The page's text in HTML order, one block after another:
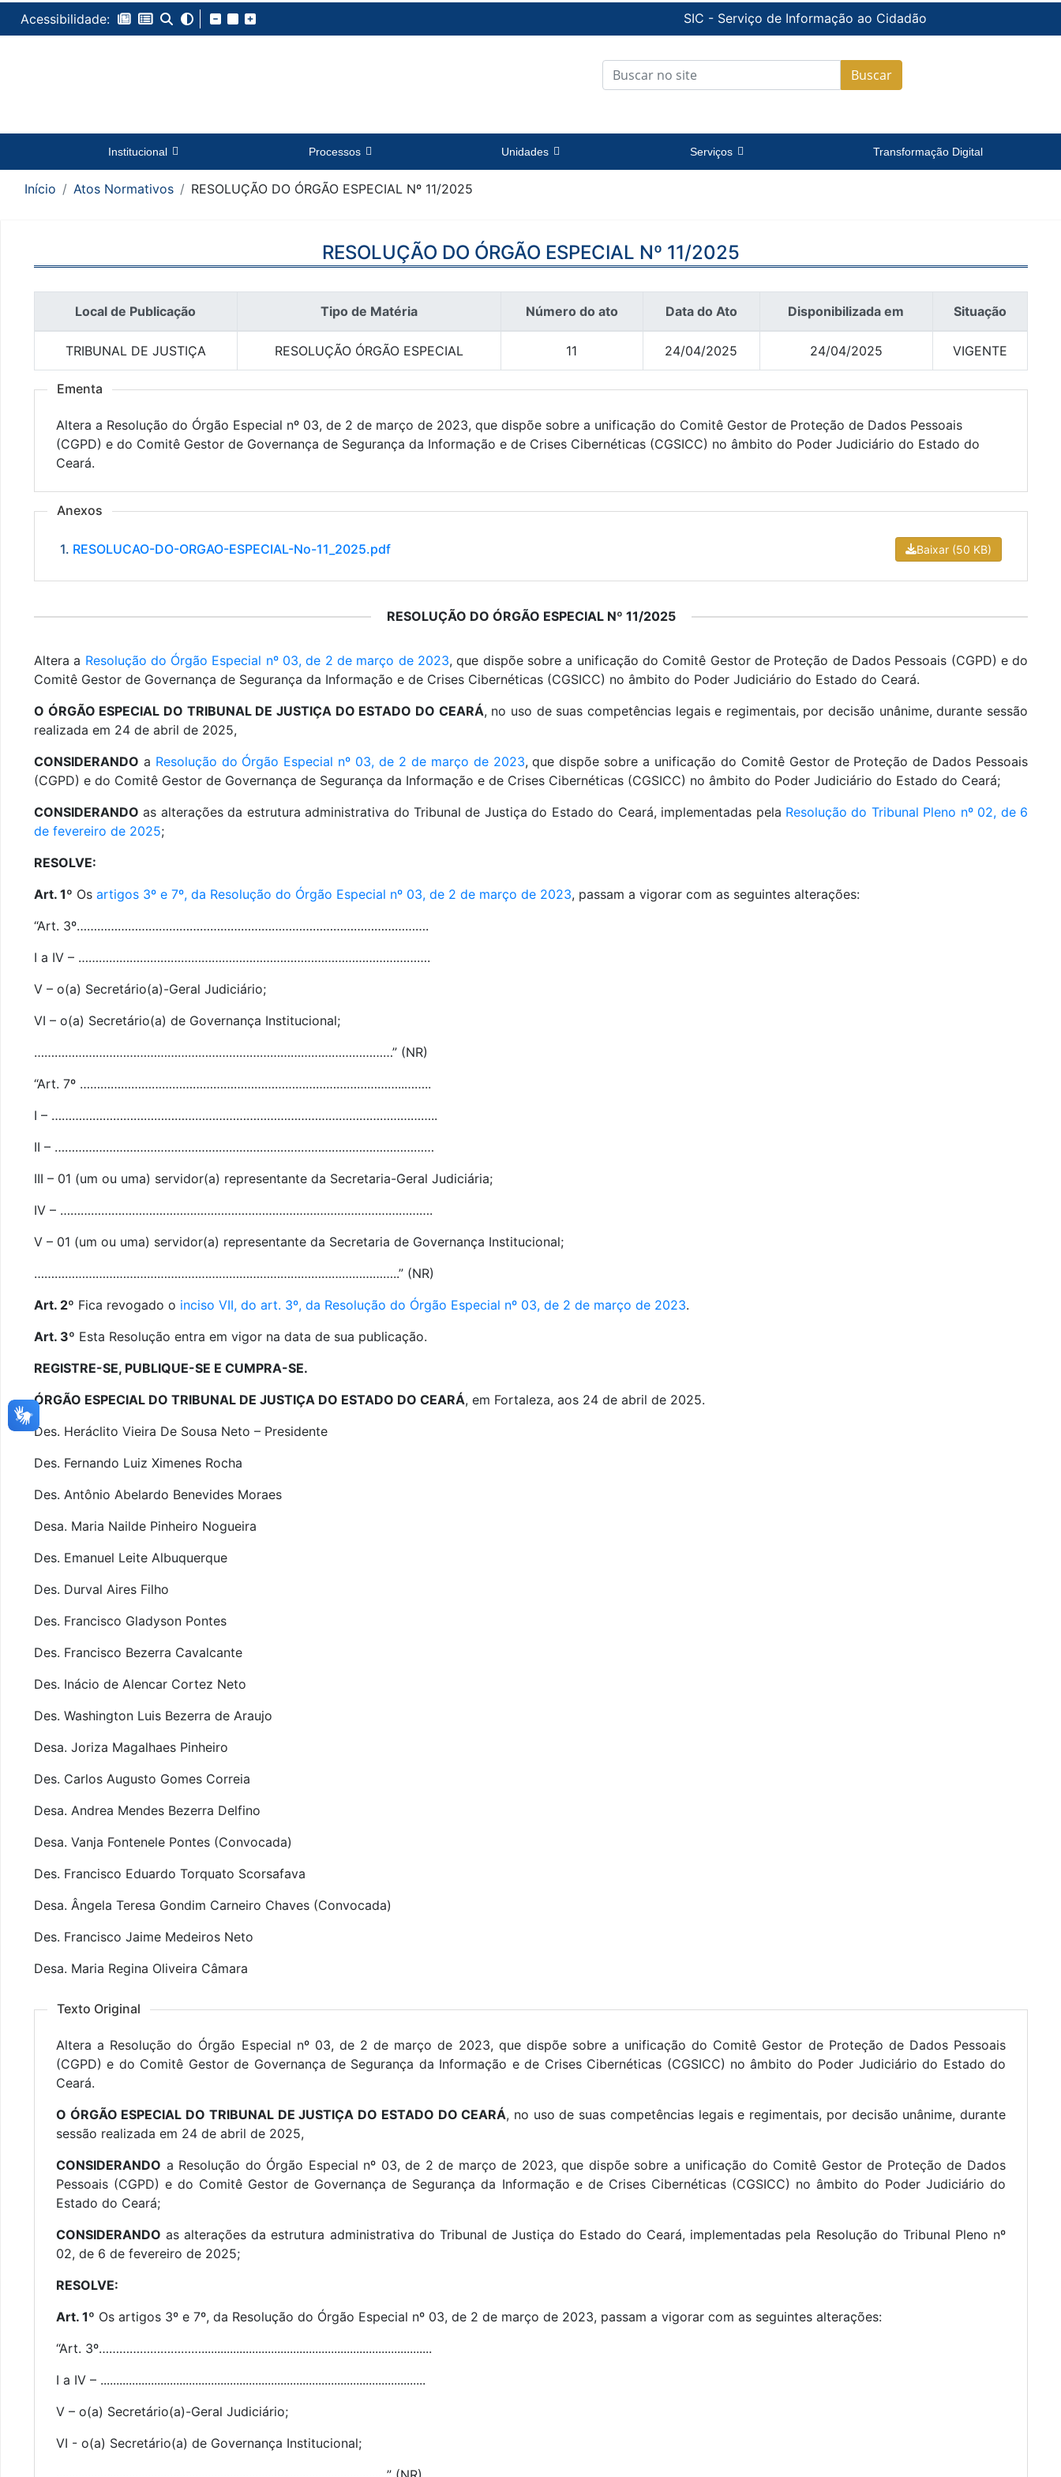
Acessibilidade: SIC - Serviço de Informação ao Cidadão
Buscar
Institucional Processos Unidades Serviços Transformação Digital
Início Atos Normativos RESOLUÇÃO DO ÓRGÃO ESPECIAL Nº 11/2025
RESOLUÇÃO DO ÓRGÃO ESPECIAL Nº 11/2025
Local de Publicação Tipo de Matéria Número do ato Data do Ato Disponibilizada em Situação
TRIBUNAL DE JUSTIÇA RESOLUÇÃO ÓRGÃO ESPECIAL 11 24/04/2025 24/04/2025 VIGENTE
Ementa
Altera a Resolução do Órgão Especial nº 03, de 2 de março de 2023, que dispõe sobre a unificação do Comitê Gestor de Proteção de Dados Pessoais
(CGPD) e do Comitê Gestor de Governança de Segurança da Informação e de Crises Cibernéticas (CGSICC) no âmbito do Poder Judiciário do Estado do
Ceará.
Anexos
1. RESOLUCAO-DO-ORGAO-ESPECIAL-No-11_2025.pdf Baixar (50 KB)
RESOLUÇÃO DO ÓRGÃO ESPECIAL Nº 11/2025
Altera a Resolução do Órgão Especial nº 03, de 2 de março de 2023, que dispõe sobre a unificação do Comitê Gestor de Proteção de Dados Pessoais (CGPD) e do
Comitê Gestor de Governança de Segurança da Informação e de Crises Cibernéticas (CGSICC) no âmbito do Poder Judiciário do Estado do Ceará.
O ÓRGÃO ESPECIAL DO TRIBUNAL DE JUSTIÇA DO ESTADO DO CEARÁ, no uso de suas competências legais e regimentais, por decisão unânime, durante sessão
realizada em 24 de abril de 2025,
CONSIDERANDO a Resolução do Órgão Especial nº 03, de 2 de março de 2023, que dispõe sobre a unificação do Comitê Gestor de Proteção de Dados Pessoais
(CGPD) e do Comitê Gestor de Governança de Segurança da Informação e de Crises Cibernéticas (CGSICC) no âmbito do Poder Judiciário do Estado do Ceará;
CONSIDERANDO as alterações da estrutura administrativa do Tribunal de Justiça do Estado do Ceará, implementadas pela Resolução do Tribunal Pleno nº 02, de 6
de fevereiro de 2025;
RESOLVE:
Art. 1º Os artigos 3º e 7º, da Resolução do Órgão Especial nº 03, de 2 de março de 2023, passam a vigorar com as seguintes alterações:
“Art. 3º………………………………………………………………………………………….
I a IV – ………………………………………………………………………………………….
V – o(a) Secretário(a)-Geral Judiciário;
VI – o(a) Secretário(a) de Governança Institucional;
……………………………………………………………………………………………” (NR)
“Art. 7º …………………………………………………………………………………..……..
I – …………………………………………………………………………………………………..
II – …………………………………………………………………………………………………
III – 01 (um ou uma) servidor(a) representante da Secretaria-Geral Judiciária;
IV – ……………………………………………………………………………………………….
V – 01 (um ou uma) servidor(a) representante da Secretaria de Governança Institucional;
……………………………………………………………………………………………..” (NR)
Art. 2º Fica revogado o inciso VII, do art. 3º, da Resolução do Órgão Especial nº 03, de 2 de março de 2023.
Art. 3º Esta Resolução entra em vigor na data de sua publicação.
REGISTRE-SE, PUBLIQUE-SE E CUMPRA-SE.
ÓRGÃO ESPECIAL DO TRIBUNAL DE JUSTIÇA DO ESTADO DO CEARÁ, em Fortaleza, aos 24 de abril de 2025.
Des. Heráclito Vieira De Sousa Neto – Presidente
Des. Fernando Luiz Ximenes Rocha
Des. Antônio Abelardo Benevides Moraes
Desa. Maria Nailde Pinheiro Nogueira
Des. Emanuel Leite Albuquerque
Des. Durval Aires Filho
Des. Francisco Gladyson Pontes
Des. Francisco Bezerra Cavalcante
Des. Inácio de Alencar Cortez Neto
Des. Washington Luis Bezerra de Araujo
Desa. Joriza Magalhaes Pinheiro
Des. Carlos Augusto Gomes Correia
Desa. Andrea Mendes Bezerra Delfino
Desa. Vanja Fontenele Pontes (Convocada)
Des. Francisco Eduardo Torquato Scorsafava
Desa. Ângela Teresa Gondim Carneiro Chaves (Convocada)
Des. Francisco Jaime Medeiros Neto
Desa. Maria Regina Oliveira Câmara
Texto Original
Altera a Resolução do Órgão Especial nº 03, de 2 de março de 2023, que dispõe sobre a unificação do Comitê Gestor de Proteção de Dados Pessoais
(CGPD) e do Comitê Gestor de Governança de Segurança da Informação e de Crises Cibernéticas (CGSICC) no âmbito do Poder Judiciário do Estado do
Ceará.
O ÓRGÃO ESPECIAL DO TRIBUNAL DE JUSTIÇA DO ESTADO DO CEARÁ, no uso de suas competências legais e regimentais, por decisão unânime, durante
sessão realizada em 24 de abril de 2025,
CONSIDERANDO a Resolução do Órgão Especial nº 03, de 2 de março de 2023, que dispõe sobre a unificação do Comitê Gestor de Proteção de Dados
Pessoais (CGPD) e do Comitê Gestor de Governança de Segurança da Informação e de Crises Cibernéticas (CGSICC) no âmbito do Poder Judiciário do
Estado do Ceará;
CONSIDERANDO as alterações da estrutura administrativa do Tribunal de Justiça do Estado do Ceará, implementadas pela Resolução do Tribunal Pleno nº
02, de 6 de fevereiro de 2025;
RESOLVE:
Art. 1º Os artigos 3º e 7º, da Resolução do Órgão Especial nº 03, de 2 de março de 2023, passam a vigorar com as seguintes alterações:
“Art. 3º………………………….........................................................................
I a IV – .......................................................................................................
V – o(a) Secretário(a)-Geral Judiciário;
VI - o(a) Secretário(a) de Governança Institucional;